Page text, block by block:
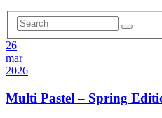
26
mar
2026
Multi Pastel – Spring